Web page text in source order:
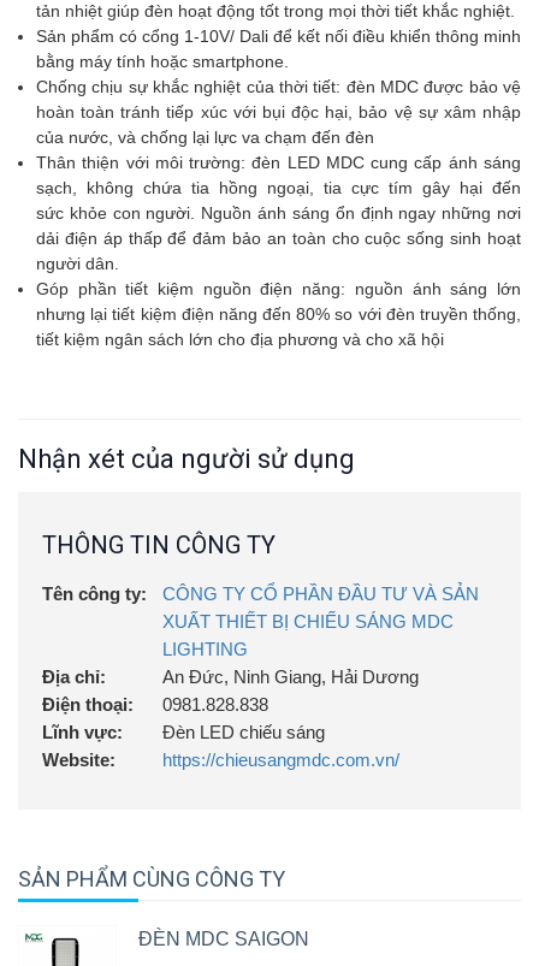
tản nhiệt giúp đèn hoạt động tốt trong mọi thời tiết khắc nghiệt.
Sản phẩm có cổng 1-10V/ Dali để kết nối điều khiển thông minh
bằng máy tính hoặc smartphone.
Chống chịu sự khắc nghiệt của thời tiết: đèn MDC được bảo vệ
hoàn toàn tránh tiếp xúc với bụi độc hại, bảo vệ sự xâm nhập
của nước, và chống lại lực va chạm đến đèn
Thân thiện với môi trường: đèn LED MDC cung cấp ánh sáng
sạch, không chứa tia hồng ngoại, tia cực tím gây hại đến
sức khỏe con người. Nguồn ánh sáng ổn định ngay những nơi
dải điện áp thấp để đảm bảo an toàn cho cuộc sống sinh hoạt
người dân.
Góp phần tiết kiệm nguồn điện năng: nguồn ánh sáng lớn
nhưng lại tiết kiệm điện năng đến 80% so với đèn truyền thống,
tiết kiệm ngân sách lớn cho địa phương và cho xã hội
Nhận xét của người sử dụng
THÔNG TIN CÔNG TY
Tên công ty:
CÔNG TY CỔ PHẦN ĐẦU TƯ VÀ SẢN
XUẤT THIẾT BỊ CHIẾU SÁNG MDC
LIGHTING
Địa chỉ:
An Đức, Ninh Giang, Hải Dương
Điện thoại:
0981.828.838
Lĩnh vực:
Đèn LED chiếu sáng
Website:
https://chieusangmdc.com.vn/
SẢN PHẨM CÙNG CÔNG TY
ĐÈN MDC SAIGON